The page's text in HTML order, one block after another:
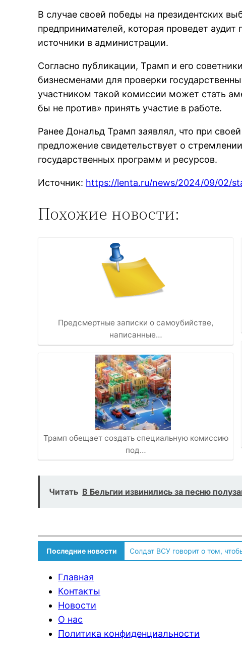
В случае своей победы на президентских
предпринимателей, которая проведет
источники в администрации.
Согласно публикации, Трамп и его
бизнесменами для проверки
участником такой комиссии может стать
бы не против» принять участие в работе.
Ранее Дональд Трамп заявлял, что при
предложение свидетельствует о
государственных программ и ресурсов.
Источник: https://lenta.ru/news/2024/09/02/
Похожие новости:
Предсмертные записки о самоубийстве,
написанные…
Трамп обещает создать специальную комиссию
под…
Читать В Бельгии извинились за песню
Последние новости Солдат ВСУ говорит о том,
Главная
Контакты
Новости
О нас
Политика конфиденциальности